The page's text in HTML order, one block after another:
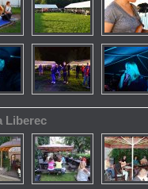
Liberec